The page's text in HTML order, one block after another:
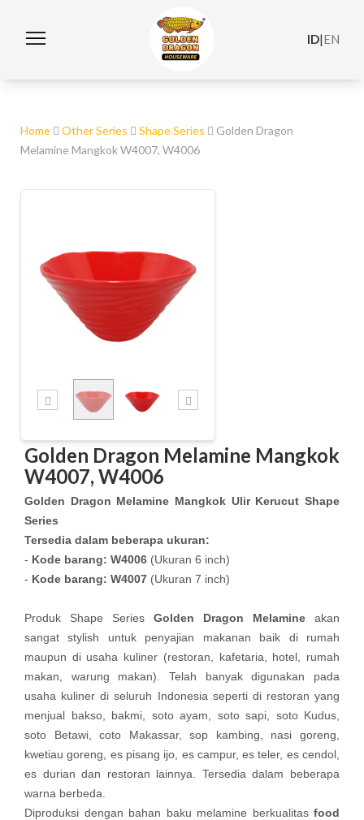
ID|EN
Home Other Series Shape Series
Golden Dragon
Melamine Mangkok W4007, W4006
Golden Dragon Melamine Mangkok
W4007, W4006
Golden Dragon Melamine Mangkok Ulir Kerucut Shape
Series
Tersedia dalam beberapa ukuran:
- Kode barang: W4006 (Ukuran 6 inch)
- Kode barang: W4007 (Ukuran 7 inch)
Produk Shape Series Golden Dragon Melamine akan
sangat stylish untuk penyajian makanan baik di rumah
maupun di usaha kuliner (restoran, kafetaria, hotel, rumah
makan, warung makan). Telah banyak digunakan pada
usaha kuliner di seluruh Indonesia seperti di restoran yang
menjual bakso, bakmi, soto ayam, soto sapi, soto Kudus,
soto Betawi, coto Makassar, sop kambing, nasi goreng,
kwetiau goreng, es pisang ijo, es campur, es teler, es cendol,
es durian dan restoran lainnya. Tersedia dalam beberapa
warna berbeda.
Diproduksi dengan bahan baku melamine berkualitas food